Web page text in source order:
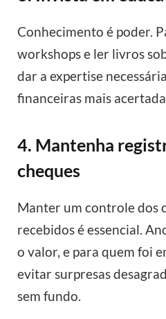
Conhecimento é poder.
workshops e ler livros
dar a expertise
financeiras mais
4. Mantenha
cheques
Manter um controle dos
recebidos é essencial.
o valor, e para quem foi
evitar surpresas
sem fundo.